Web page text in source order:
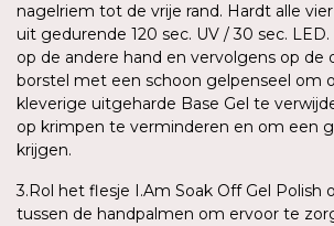
nagelriem tot de vrije rand. Hardt alle
uit gedurende 120 sec. UV / 30 sec.
op de andere hand en vervolgens op de
borstel met een schoon gelpenseel om
kleverige uitgeharde Base Gel te
op krimpen te verminderen en om een
krijgen.
3.Rol het flesje I.Am Soak Off Gel Polish
tussen de handpalmen om ervoor te